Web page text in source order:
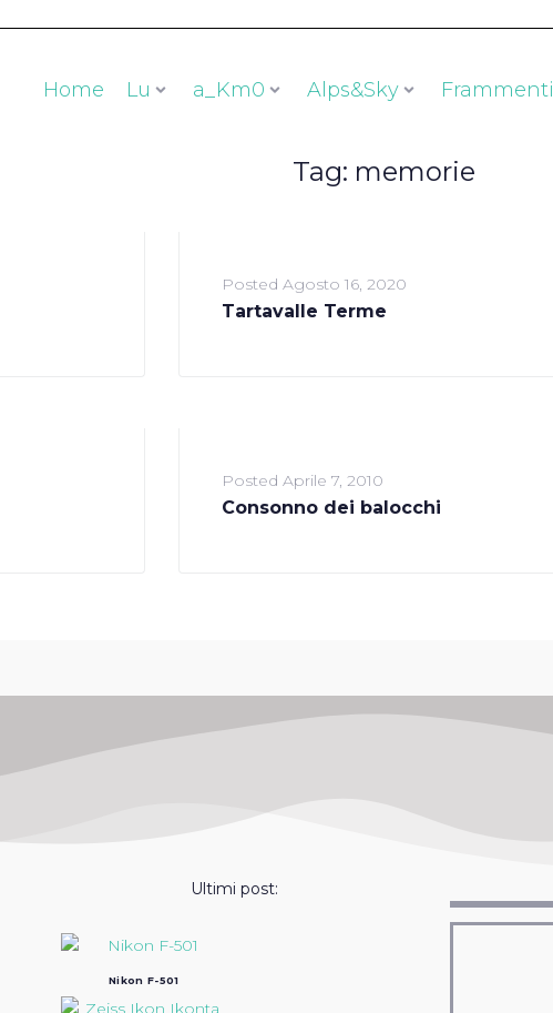
Home Lu a_Km0 Alps&Sky Frammenti
Tag: memorie
Posted Agosto 16, 2020
Tartavalle Terme
Posted Aprile 7, 2010
Consonno dei balocchi
Ultimi post:
Nikon F-501